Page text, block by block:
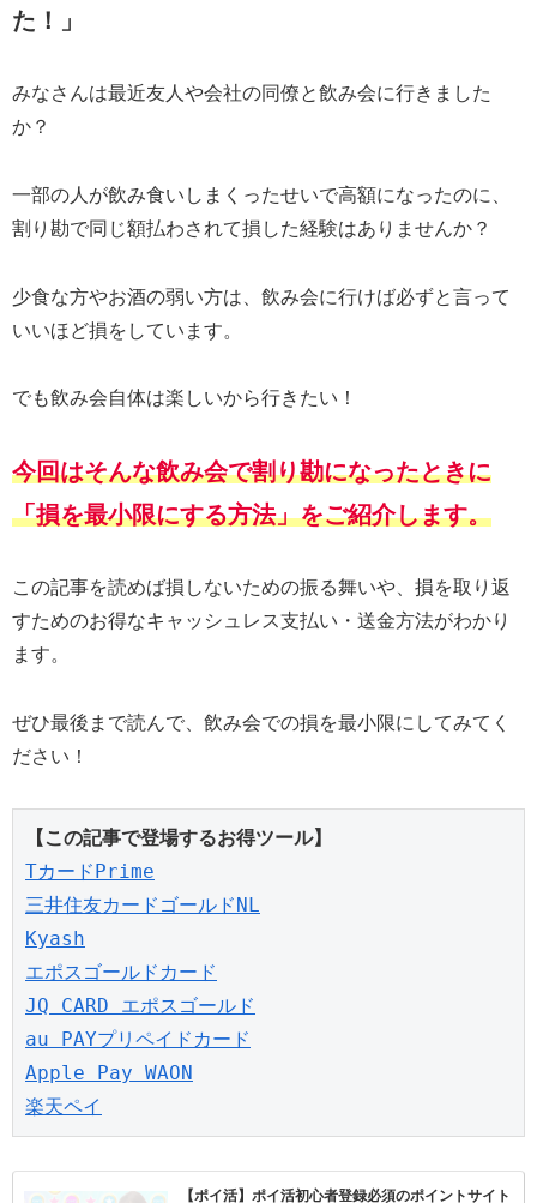
た！」
みなさんは最近友人や会社の同僚と飲み会に行きました
か？
一部の人が飲み食いしまくったせいで高額になったのに、
割り勘で同じ額払わされて損した経験はありませんか？
少食な方やお酒の弱い方は、飲み会に行けば必ずと言って
いいほど損をしています。
でも飲み会自体は楽しいから行きたい！
今回はそんな飲み会で割り勘になったときに
「損を最小限にする方法」をご紹介します。
この記事を読めば損しないための振る舞いや、損を取り返
すためのお得なキャッシュレス支払い・送金方法がわかり
ます。
ぜひ最後まで読んで、飲み会での損を最小限にしてみてく
ださい！
【この記事で登場するお得ツール】
TカードPrime
三井住友カードゴールドNL
Kyash
エポスゴールドカード
JQ CARD エポスゴールド
au PAYプリペイドカード
Apple Pay WAON
楽天ペイ
【ポイ活】ポイ活初心者登録必須のポイントサイト